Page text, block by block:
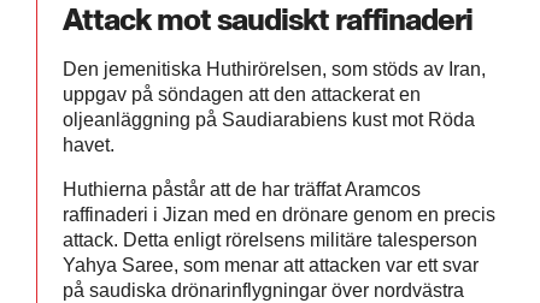
Attack mot saudiskt raffinaderi
Den jemenitiska Huthirörelsen, som stöds av Iran,
uppgav på söndagen att den attackerat en
oljeanläggning på Saudiarabiens kust mot Röda
havet.
Huthierna påstår att de har träffat Aramcos
raffinaderi i Jizan med en drönare genom en precis
attack. Detta enligt rörelsens militäre talesperson
Yahya Saree, som menar att attacken var ett svar
på saudiska drönarinflygningar över nordvästra